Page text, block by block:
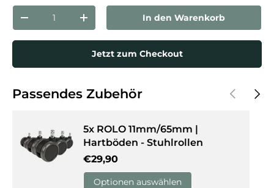
Anzahl
Menge verringernMenge erhöhenIn den Warenkorb
Jetzt zum Checkout
Passendes Zubehör Vorherige
5x ROLO 11mm/65mm |
Hartböden - Stuhlrollen
Normaler Preis
€29,90
Optionen auswählen